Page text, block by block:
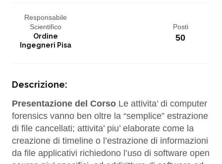
Responsabile
Scientifico
Ordine
Ingegneri Pisa
Posti
50
Descrizione:
Presentazione del Corso Le attivita’ di computer
forensics vanno ben oltre la “semplice” estrazione
di file cancellati; attivita’ piu’ elaborate come la
creazione di timeline o l’estrazione di informazioni
da file applicativi richiedono l’uso di software open